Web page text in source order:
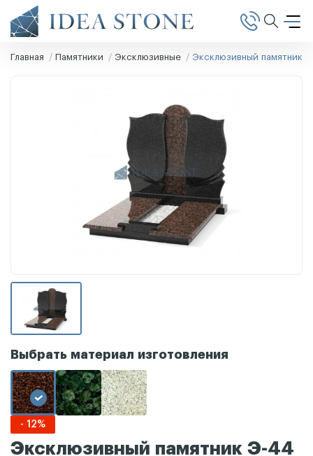
Главная Памятники Эксклюзивные Эксклюзивный памятник
Выбрать материал изготовления
- 12%
Эксклюзивный памятник Э-44